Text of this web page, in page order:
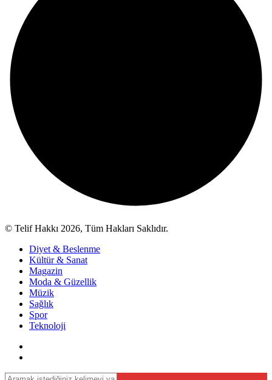
© Telif Hakkı 2026, Tüm Hakları Saklıdır.
Diyet & Beslenme
Kültür & Sanat
Magazin
Moda & Güzellik
Müzik
Sağlık
Spor
Teknoloji